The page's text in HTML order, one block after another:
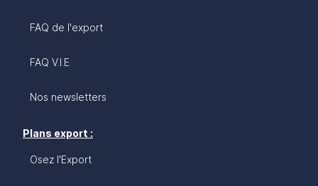
FAQ de l'export
FAQ V.I.E
Nos newsletters
Plans export :
Osez l'Export